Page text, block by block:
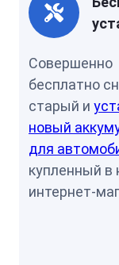
Совершенно
бесплатно
старый и
новый
для
купленный в
интернет-